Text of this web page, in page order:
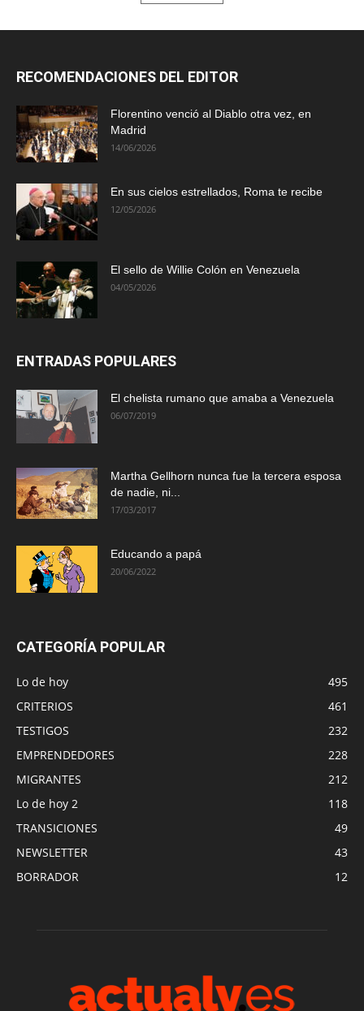
RECOMENDACIONES DEL EDITOR
Florentino venció al Diablo otra vez, en
Madrid
14/06/2026
En sus cielos estrellados, Roma te recibe
12/05/2026
El sello de Willie Colón en Venezuela
04/05/2026
ENTRADAS POPULARES
El chelista rumano que amaba a Venezuela
06/07/2019
Martha Gellhorn nunca fue la tercera esposa
de nadie, ni...
17/03/2017
Educando a papá
20/06/2022
CATEGORÍA POPULAR
Lo de hoy
495
CRITERIOS
461
TESTIGOS
232
EMPRENDEDORES
228
MIGRANTES
212
Lo de hoy 2
118
TRANSICIONES
49
NEWSLETTER
43
BORRADOR
12